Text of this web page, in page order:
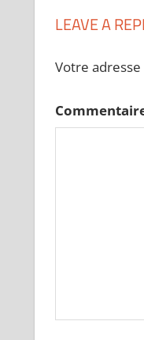
LEAVE A
Votre